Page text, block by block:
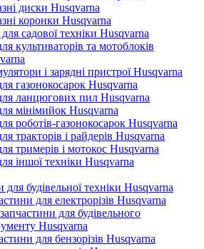
диски Husqvarna
коронки Husqvarna
садової техніки Husqvarna
культиваторів та мотоблоків
і зарядні пристрої Husqvarna
газонокосарок Husqvarna
ланцюгових пил Husqvarna
мінімийок Husqvarna
роботів-газонокосарок Husqvarna
тракторів і райдерів Husqvarna
тримерів і мотокос Husqvarna
іншої техніки Husqvarna
для будівельної техніки Husqvarna
для електрорізів Husqvarna
для будівельного
Husqvarna
для бензорізів Husqvarna